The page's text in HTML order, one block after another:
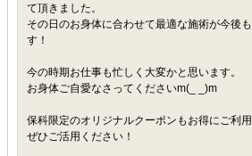
て頂きました。
その日のお身体に合わせて最適な施術が今後
す！
今の時期お仕事も忙しく大変かと思います。
お身体ご自愛なさってくださいm(_ _)m
保科限定のオリジナルクーポンもお得にご利
ぜひご活用ください！